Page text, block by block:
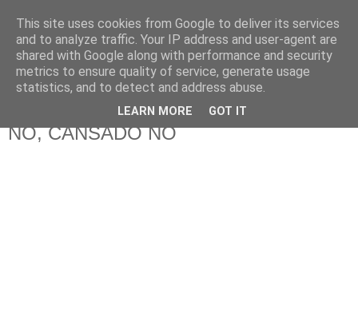
625 RANAS
LA TELEVISIÓN DESDE EL PUNTO DE VISTA BATRACIO
NO, CANSADO NO
This site uses cookies from Google to deliver its services
and to analyze traffic. Your IP address and user-agent are
shared with Google along with performance and security
metrics to ensure quality of service, generate usage
statistics, and to detect and address abuse.
LEARN MORE GOT IT